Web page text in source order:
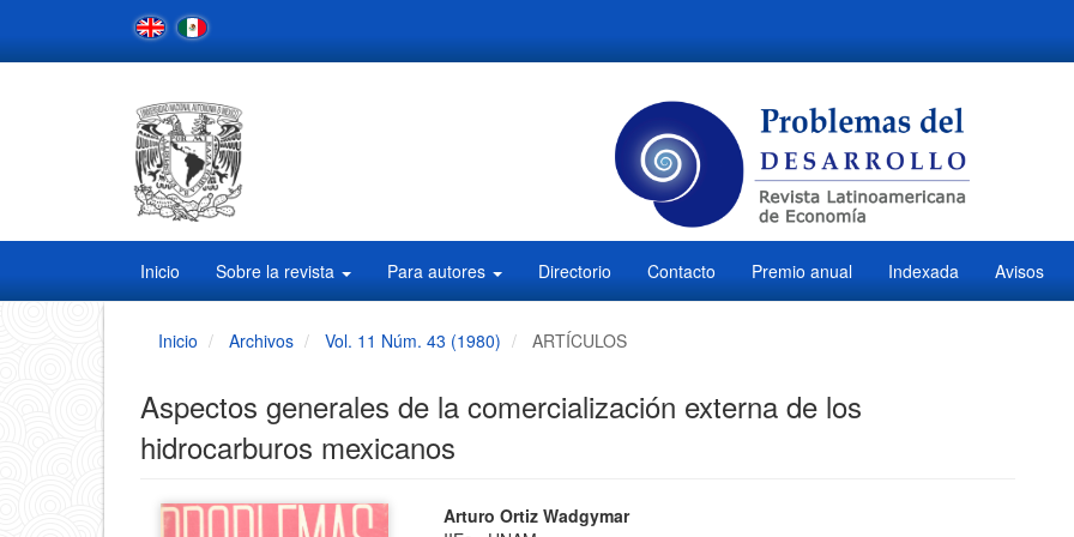
Contenido
Inicio Sobre la revista Para autores Directorio Contacto Premio anual Indexada Avisos
Inicio Archivos Vol. 11 Núm. 43 (1980) ARTÍCULOS
Aspectos generales de la comercialización externa de los
hidrocarburos mexicanos
Barra
Contenido
Arturo Ortiz Wadgymar